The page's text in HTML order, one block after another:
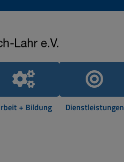
+ Bildung Dienstleistungen